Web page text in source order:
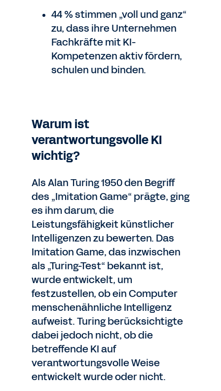
44 % stimmen „voll und ganz“
zu, dass ihre Unternehmen
Fachkräfte mit KI-
Kompetenzen aktiv fördern,
schulen und binden.
Warum ist
verantwortungsvolle KI
wichtig?
Als Alan Turing 1950 den Begriff
des „Imitation Game“ prägte, ging
es ihm darum, die
Leistungsfähigkeit künstlicher
Intelligenzen zu bewerten. Das
Imitation Game, das inzwischen
als „Turing-Test“ bekannt ist,
wurde entwickelt, um
festzustellen, ob ein Computer
menschenähnliche Intelligenz
aufweist. Turing berücksichtigte
dabei jedoch nicht, ob die
betreffende KI auf
verantwortungsvolle Weise
entwickelt wurde oder nicht.